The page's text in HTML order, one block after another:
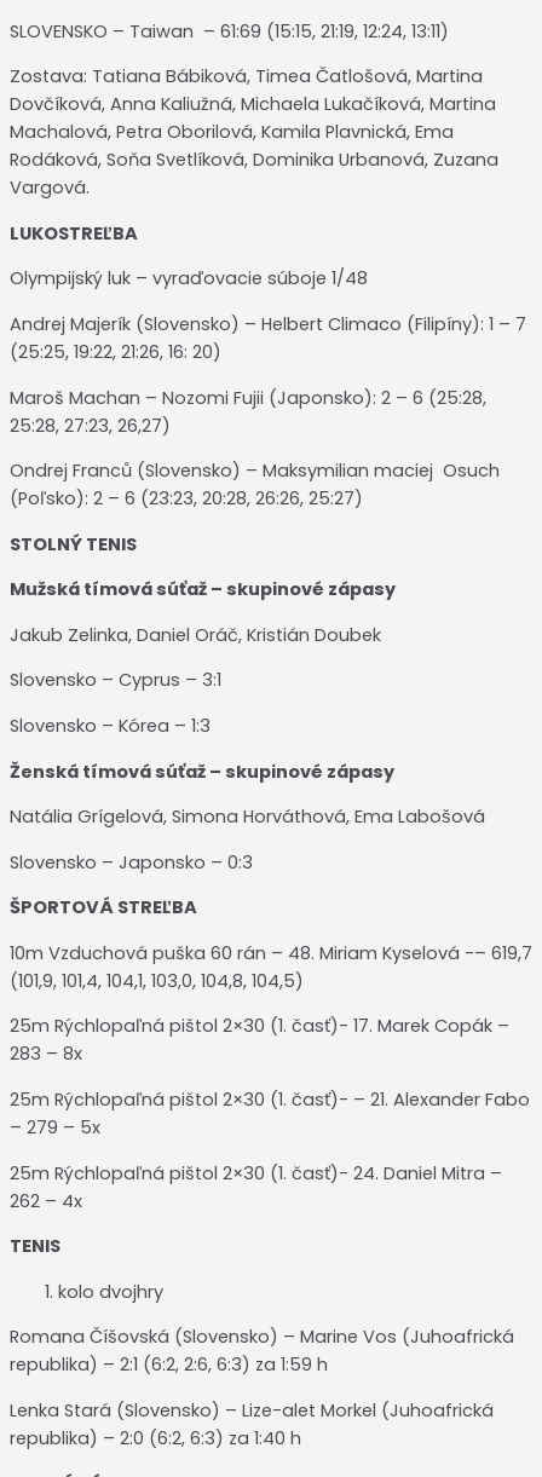
SLOVENSKO – Taiwan – 61:69 (15:15, 21:19, 12:24, 13:11)
Zostava: Tatiana Bábiková, Timea Čatlošová, Martina
Dovčíková, Anna Kaliužná, Michaela Lukačíková, Martina
Machalová, Petra Oborilová, Kamila Plavnická, Ema
Rodáková, Soňa Svetlíková, Dominika Urbanová, Zuzana
Vargová.
LUKOSTREĽBA
Olympijský luk – vyraďovacie súboje 1/48
Andrej Majerík (Slovensko) – Helbert Climaco (Filipíny): 1 – 7
(25:25, 19:22, 21:26, 16: 20)
Maroš Machan – Nozomi Fujii (Japonsko): 2 – 6 (25:28,
25:28, 27:23, 26,27)
Ondrej Franců (Slovensko) – Maksymilian maciej Osuch
(Poľsko): 2 – 6 (23:23, 20:28, 26:26, 25:27)
STOLNÝ TENIS
Mužská tímová súťaž – skupinové zápasy
Jakub Zelinka, Daniel Oráč, Kristián Doubek
Slovensko – Cyprus – 3:1
Slovensko – Kórea – 1:3
Ženská tímová súťaž – skupinové zápasy
Natália Grígelová, Simona Horváthová, Ema Labošová
Slovensko – Japonsko – 0:3
ŠPORTOVÁ STREĽBA
10m Vzduchová puška 60 rán – 48. Miriam Kyselová -– 619,7
(101,9, 101,4, 104,1, 103,0, 104,8, 104,5)
25m Rýchlopaľná pištol 2×30 (1. časť)- 17. Marek Copák –
283 – 8x
25m Rýchlopaľná pištol 2×30 (1. časť)- – 21. Alexander Fabo
– 279 – 5x
25m Rýchlopaľná pištol 2×30 (1. časť)- 24. Daniel Mitra –
262 – 4x
TENIS
kolo dvojhry
Romana Číšovská (Slovensko) – Marine Vos (Juhoafrická
republika) – 2:1 (6:2, 2:6, 6:3) za 1:59 h
Lenka Stará (Slovensko) – Lize-alet Morkel (Juhoafrická
republika) – 2:0 (6:2, 6:3) za 1:40 h